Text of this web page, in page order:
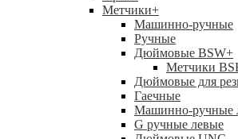
Метчики+
Машинно-ручные
Ручные
Дюймовые BSW+
Метчики
Дюймовые для
Гаечные
Машинно-ручные
G ручные левые